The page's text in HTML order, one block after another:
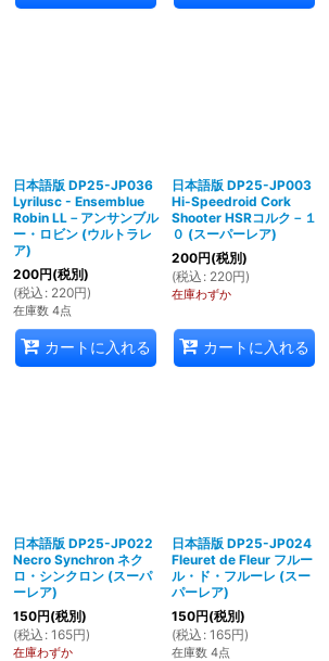
日本語版 DP25-JP036
Lyrilusc - Ensemblue
Robin LL－アンサンブル
ー・ロビン (ウルトラレ
ア)
200円(税別)
(税込 : 220円)
在庫数 4点
カートに入れる
日本語版 DP25-JP003
Hi-Speedroid Cork
Shooter HSRコルク－１
０ (スーパーレア)
200円(税別)
(税込 : 220円)
在庫わずか
カートに入れる
日本語版 DP25-JP022
Necro Synchron ネク
ロ・シンクロン (スーパ
ーレア)
150円(税別)
(税込 : 165円)
在庫わずか
日本語版 DP25-JP024
Fleuret de Fleur フルー
ル・ド・フルーレ (スー
パーレア)
150円(税別)
(税込 : 165円)
在庫数 4点